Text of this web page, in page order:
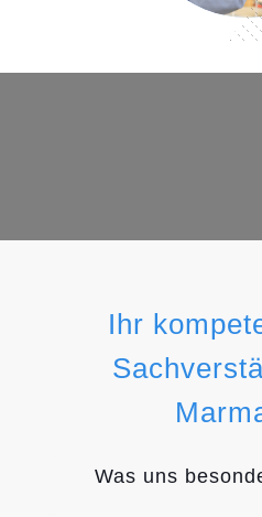
Ihr
Was uns